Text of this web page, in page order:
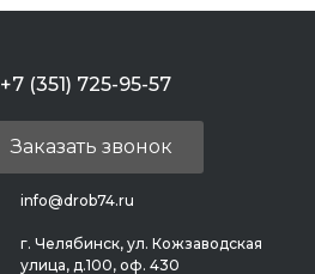
+7 (351) 725-95-57
Заказать звонок
info@drob74.ru
г. Челябинск, ул. Кожзаводская
улица, д.100, оф. 430